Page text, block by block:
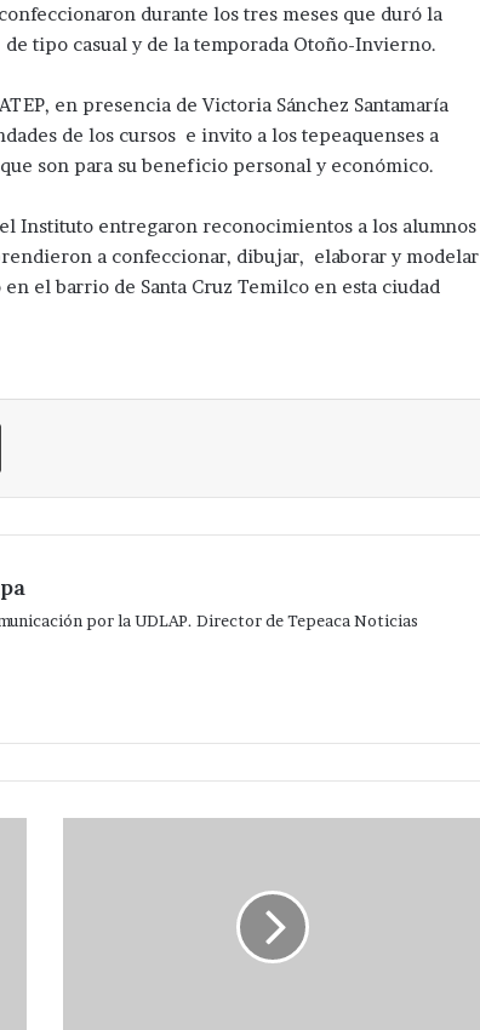
durante los tres meses que duró la
tipo casual y de la temporada Otoño-Invierno.
en presencia de Victoria Sánchez Santamaría
de los cursos e invito a los tepeaquenses a
son para su beneficio personal y económico.
Instituto entregaron reconocimientos a los alumnos
a confeccionar, dibujar, elaborar y modelar
el barrio de Santa Cruz Temilco en esta ciudad
Imprimir
por la UDLAP. Director de Tepeaca Noticias